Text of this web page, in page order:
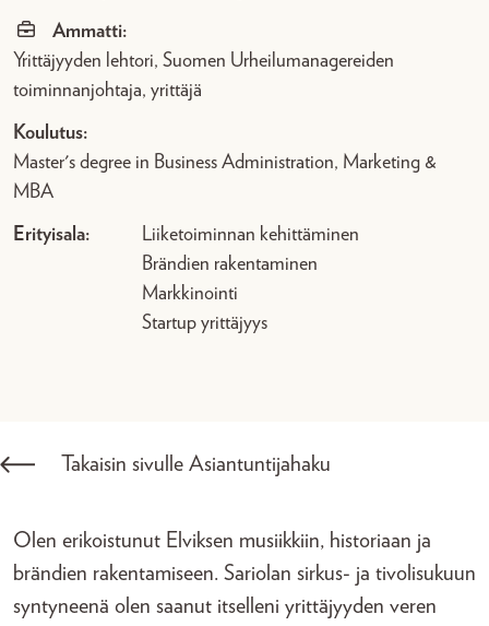
Ammatti:
Yrittäjyyden lehtori, Suomen Urheilumanagereiden
toiminnanjohtaja, yrittäjä
Koulutus:
Master's degree in Business Administration, Marketing &
MBA
Erityisala:
Liiketoiminnan kehittäminen
Brändien rakentaminen
Markkinointi
Startup yrittäjyys
Takaisin sivulle Asiantuntijahaku
Olen erikoistunut Elviksen musiikkiin, historiaan ja
brändien rakentamiseen. Sariolan sirkus- ja tivolisukuun
syntyneenä olen saanut itselleni yrittäjyyden veren